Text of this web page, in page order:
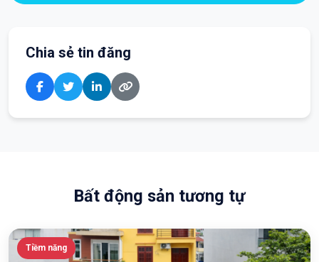
Chia sẻ tin đăng
Bất động sản tương tự
Tiềm năng